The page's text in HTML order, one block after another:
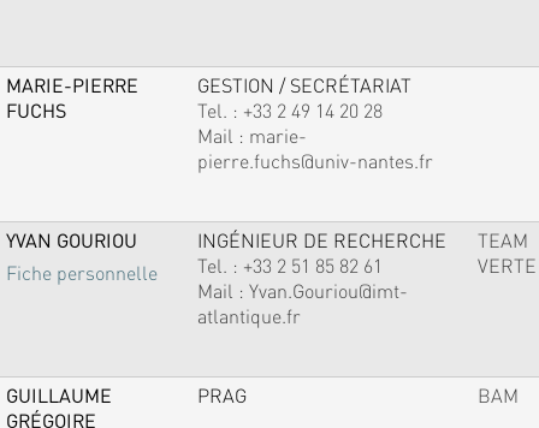
MARIE-PIERRE
FUCHS
GESTION / SECRÉTARIAT
Tel. : +33 2 49 14 20 28
Mail : marie-
pierre.fuchs@univ-nantes.fr
YVAN GOURIOU
Fiche personnelle
INGÉNIEUR DE RECHERCHE
Tel. : +33 2 51 85 82 61
Mail : Yvan.Gouriou@imt-
atlantique.fr
TEAM
VERTE
GUILLAUME
GRÉGOIRE
PRAG BAM